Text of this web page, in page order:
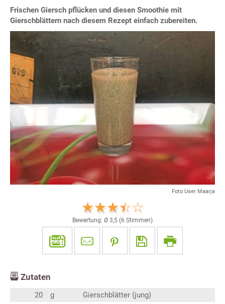
Frischen Giersch pflücken und diesen Smoothie mit
Gierschblättern nach diesem Rezept einfach zubereiten.
Foto User Maarja
Bewertung: Ø 3,5 (6 Stimmen)
Zutaten
20 g
Gierschblätter (jung)